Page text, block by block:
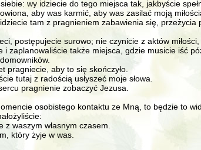
wy idziecie do tego miejsca tak, jakbyście
aby was karmić, aby was zasilać moją
tam z pragnieniem zabawienia się,
postępujecie surowo; nie czynicie z aktów miłości,
zaplanowaliście także miejsca, gdzie musicie iść
pragniecie, aby to się skończyło.
tutaj z radością usłyszeć moje słowa.
pragnienie zobaczyć Jezusa.
osobistego kontaktu ze Mną, to będzie to
waszym własnym czasem.
który żyje w was.